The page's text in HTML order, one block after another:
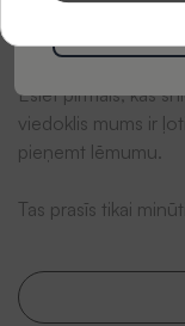
Esiet pirmais, kas
viedoklis mums ir
pieņemt lēmumu.
Tas prasīs tikai